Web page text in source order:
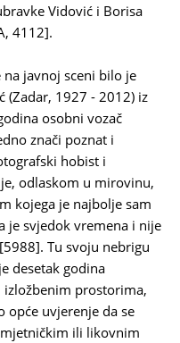
Vidović i Borisa
4112].
javnoj sceni bilo je
(Zadar, 1927 - 2012) iz
osobni vozač
znači poznat i
hobist i
odlaskom u mirovinu,
kojega je najbolje sam
je svjedok vremena i nije
Tu svoju nebrigu
desetak godina
prostorima,
opće uvjerenje da se
ili likovnim